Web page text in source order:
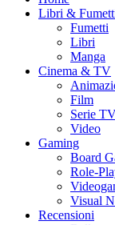
Libri &
Fumetti
Libri
Manga
Cinema & TV
Film
Serie
Video
Gaming
Board
Role-
Visual
Recensioni